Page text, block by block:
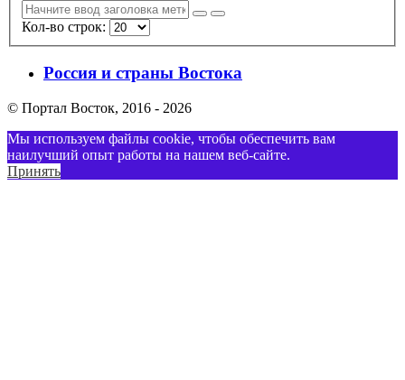
Кол-во строк:
Россия и страны Востока
© Портал Восток, 2016 - 2026
Мы используем файлы cookie, чтобы обеспечить вам
наилучший опыт работы на нашем веб-сайте.
Принять